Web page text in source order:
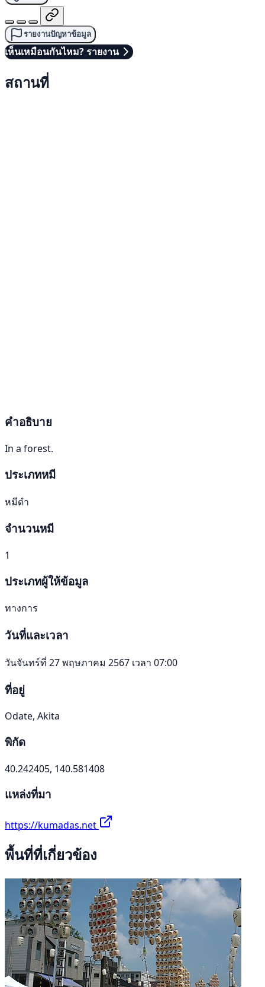
รายงานปัญหาข้อมูล
เห็นเหมือนกันไหม? รายงาน
สถานที่
คำอธิบาย
In a forest.
ประเภทหมี
หมีดำ
จำนวนหมี
1
ประเภทผู้ให้ข้อมูล
ทางการ
วันที่และเวลา
วันจันทร์ที่ 27 พฤษภาคม 2567 เวลา 07:00
ที่อยู่
Odate, Akita
พิกัด
40.242405, 140.581408
แหล่งที่มา
https://kumadas.net
พื้นที่ที่เกี่ยวข้อง